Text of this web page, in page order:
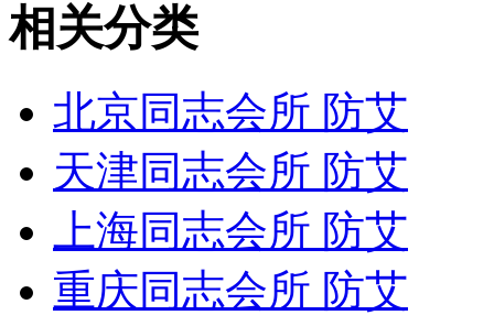
相关分类
北京同志会所 防艾
天津同志会所 防艾
上海同志会所 防艾
重庆同志会所 防艾